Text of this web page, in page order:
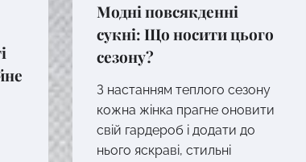
Модні повсякденні
сукні: Що носити цього
сезону?
З настанням теплого сезону
кожна жінка прагне оновити
свій гардероб і додати до
нього яскраві, стильні